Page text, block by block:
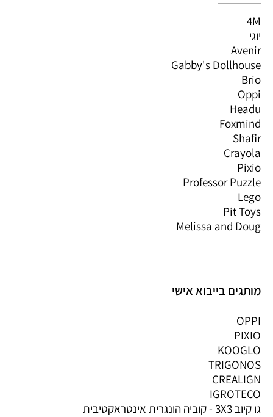
4M
יוגי
Avenir
Gabby's Dollhouse
Brio
Oppi
Headu
Foxmind
Shafir
Crayola
Pixio
Professor Puzzle
Lego
Pit Toys
Melissa and Doug
מותגים בייבוא אישי
OPPI
PIXIO
KOOGLO
TRIGONOS
CREALIGN
IGROTECO
גו קיוב 3X3 - קוביה הונגרית אינטראקטיבית